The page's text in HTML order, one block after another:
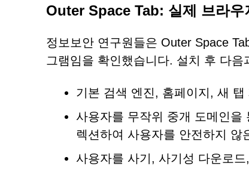
Outer Space Tab: 실제 브라우
정보보안 연구원들은 Outer Space
그램임을 확인했습니다. 설치 후 다
기본 검색 엔진, 홈페이지, 새
사용자를 무작위 중개 도메인을
렉션하여 사용자를 안전하지 않
사용자를 사기, 사기성 다운로